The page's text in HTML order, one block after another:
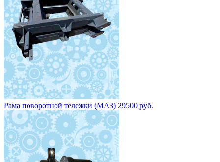
Рама поворотной тележки (МАЗ) 29500 руб.